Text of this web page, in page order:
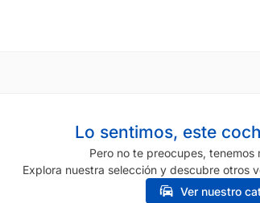
Lo sentimos, este
Pero no te preocupes,
Explora nuestra selección y descubre otros
Ver nuestro